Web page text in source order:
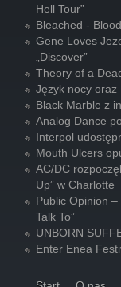
Hell Tour”
Bleached -
Gene Loves
„Discover”
Theory of a
Język nocy oraz
Black Marble z
Analog Dance
Interpol
Mouth Ulcers
AC/DC
Up” w Charlotte
Public Opinion
Talk To”
UNBORN
Enter Enea